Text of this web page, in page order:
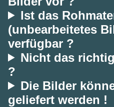
Ist das
(unbearbeitetes
verfügbar ?
Nicht das
?
Die Bilder
geliefert werden !